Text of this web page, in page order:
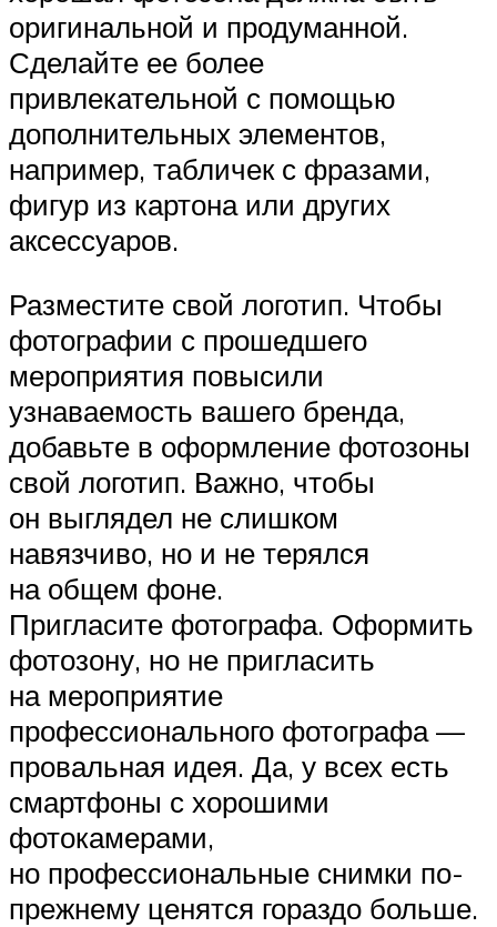
оригинальной и продуманной.
Сделайте ее более
привлекательной с помощью
дополнительных элементов,
например, табличек с фразами,
фигур из картона или других
аксессуаров.
Разместите свой логотип. Чтобы
фотографии с прошедшего
мероприятия повысили
узнаваемость вашего бренда,
добавьте в оформление фотозоны
свой логотип. Важно, чтобы
он выглядел не слишком
навязчиво, но и не терялся
на общем фоне.
Пригласите фотографа. Оформить
фотозону, но не пригласить
на мероприятие
профессионального фотографа —
провальная идея. Да, у всех есть
смартфоны с хорошими
фотокамерами,
но профессиональные снимки по-
прежнему ценятся гораздо больше.